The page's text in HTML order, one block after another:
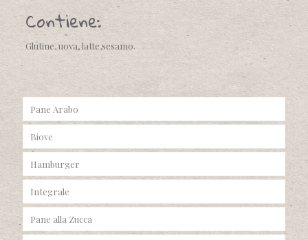
Contiene:
Glutine, uova, latte,sesamo.
Pane Arabo
Biove
Hamburger
Integrale
Pane alla Zucca